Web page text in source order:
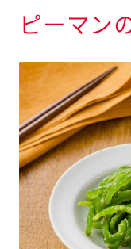
c
a
s
e
a
r
c
h
ピーマン